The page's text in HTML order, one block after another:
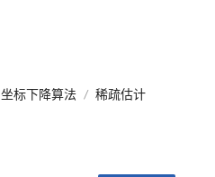
坐标下降算法 / 稀疏估计